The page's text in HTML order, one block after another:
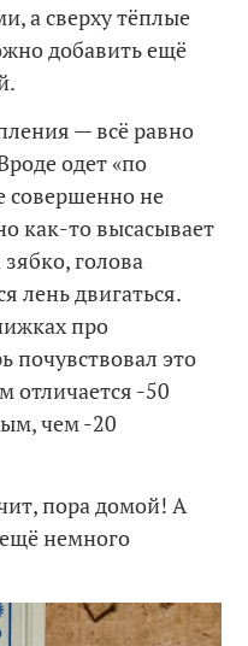
а сверху тёплые
добавить ещё
— всё равно
одет «по
совершенно не
как-то высасывает
голова
лень двигаться.
про
почувствовал это
отличается -50
чем -20
пора домой! А
немного